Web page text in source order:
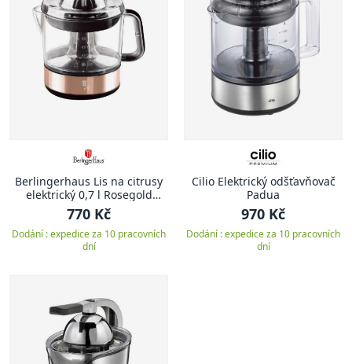
Berlingerhaus Lis na citrusy
elektrický 0,7 l Rosegold
Metallic Line BH-9385
770 Kč
Dodání : expedice za 10 pracovních
dní
Cilio Elektrický odšťavňovač
Padua
970 Kč
Dodání : expedice za 10 pracovních
dní